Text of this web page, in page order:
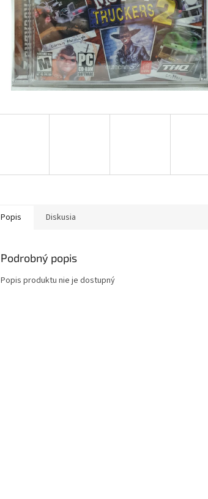
Popis Diskusia
Podrobný popis
Popis produktu nie je dostupný